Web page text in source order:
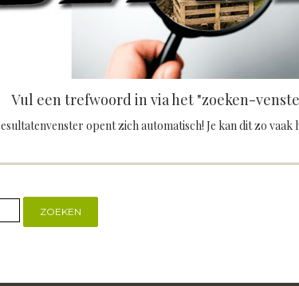
Vul een trefwoord in via het "zoeken-
opent zich automatisch! Je kan dit zo